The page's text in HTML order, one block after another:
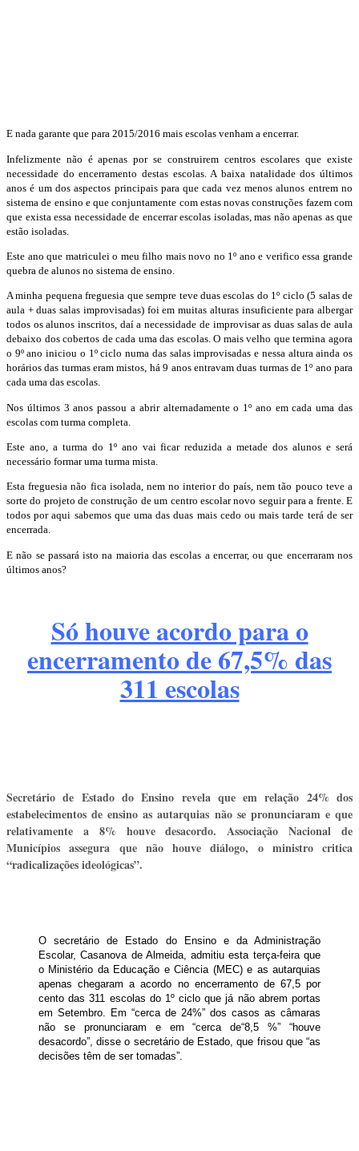
E nada garante que para 2015/2016 mais escolas venham a encerrar.
Infelizmente não é apenas por se construirem centros escolares que existe
necessidade do encerramento destas escolas. A baixa natalidade dos últimos
anos é um dos aspectos principais para que cada vez menos alunos entrem no
sistema de ensino e que conjuntamente com estas novas construções fazem com
que exista essa necessidade de encerrar escolas isoladas, mas não apenas as que
estão isoladas.
Este ano que matriculei o meu filho mais novo no 1º ano e verifico essa grande
quebra de alunos no sistema de ensino.
A minha pequena freguesia que sempre teve duas escolas do 1º ciclo (5 salas de
aula + duas salas improvisadas) foi em muitas alturas insuficiente para albergar
todos os alunos inscritos, daí a necessidade de improvisar as duas salas de aula
debaixo dos cobertos de cada uma das escolas. O mais velho que termina agora
o 9º ano iniciou o 1º ciclo numa das salas improvisadas e nessa altura ainda os
horários das turmas eram mistos, há 9 anos entravam duas turmas de 1º ano para
cada uma das escolas.
Nos últimos 3 anos passou a abrir alternadamente o 1º ano em cada uma das
escolas com turma completa.
Este ano, a turma do 1º ano vai ficar reduzida a metade dos alunos e será
necessário formar uma turma mista.
Esta freguesia não fica isolada, nem no interior do país, nem tão pouco teve a
sorte do projeto de construção de um centro escolar novo seguir para a frente. E
todos por aqui sabemos que uma das duas mais cedo ou mais tarde terá de ser
encerrada.
E não se passará isto na maioria das escolas a encerrar, ou que encerraram nos
últimos anos?
Só houve acordo para o
encerramento de 67,5% das
311 escolas
Secretário de Estado do Ensino revela que em relação 24% dos
estabelecimentos de ensino as autarquias não se pronunciaram e que
relativamente a 8% houve desacordo. Associação Nacional de
Municípios assegura que não houve diálogo, o ministro critica
“radicalizações ideológicas”.
O secretário de Estado do Ensino e da Administração
Escolar, Casanova de Almeida, admitiu esta terça-feira que
o Ministério da Educação e Ciência (MEC) e as autarquias
apenas chegaram a acordo no encerramento de 67,5 por
cento das 311 escolas do 1º ciclo que já não abrem portas
em Setembro. Em “cerca de 24%” dos casos as câmaras
não se pronunciaram e em “cerca de“8,5 %” “houve
desacordo”, disse o secretário de Estado, que frisou que “as
decisões têm de ser tomadas”.